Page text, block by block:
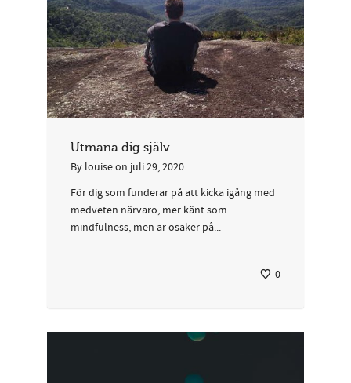
Utmana dig själv
By louiseon juli 29, 2020
För dig som funderar på att kicka igång med
medveten närvaro, mer känt som
mindfulness, men är osäker på...
0